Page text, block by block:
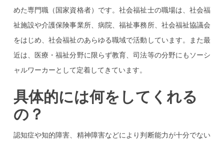
めた専門職（国家資格者）です。社会福祉士の職場は、社会福
祉施設や介護保険事業所、病院、福祉事務所、社会福祉協議会
をはじめ、社会福祉のあらゆる職域で活動しています。また最
近は、医療・福祉分野に限らず教育、司法等の分野にもソーシ
ャルワーカーとして定着してきています。
具体的には何をしてくれる
の？
認知症や知的障害、精神障害などにより判断能力が十分でない